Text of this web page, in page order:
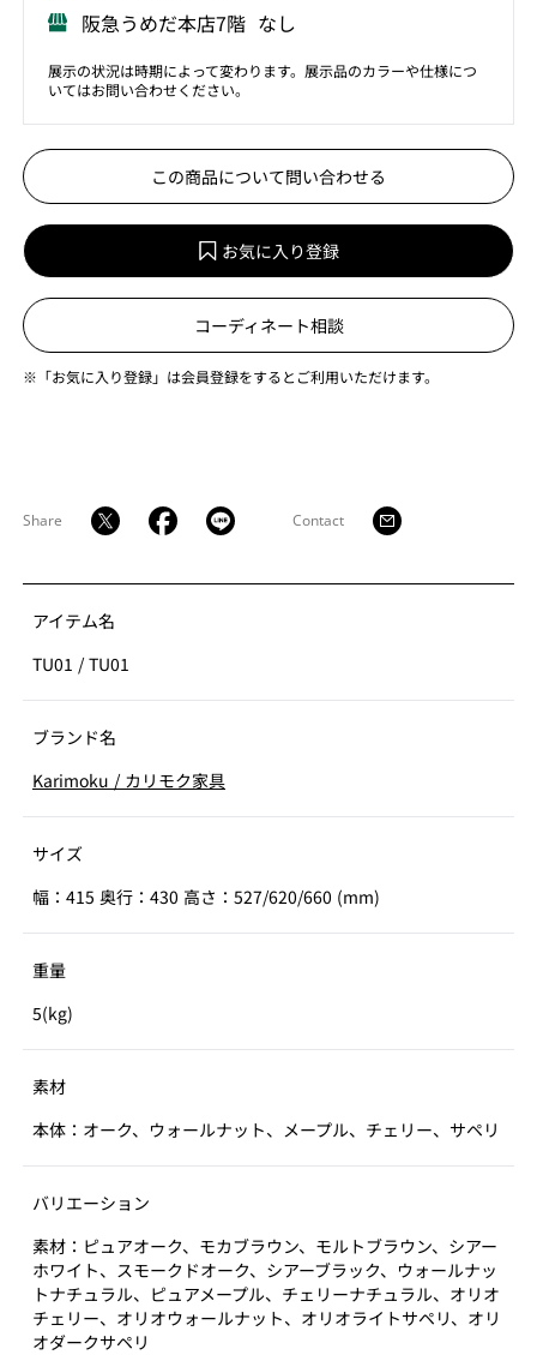
阪急うめだ本店7階 なし
展示の状況は時期によって変わります。展示品のカラーや仕様につ
いてはお問い合わせください。
この商品について問い合わせる
お気に入り登録
コーディネート相談
※「お気に入り登録」は会員登録をするとご利用いただけます。
Share Contact
アイテム名
TU01 / TU01
ブランド名
Karimoku / カリモク家具
サイズ
幅：415 奥行：430 高さ：527/620/660 (mm)
重量
5(kg)
素材
本体：オーク、ウォールナット、メープル、チェリー、サペリ
バリエーション
素材：ピュアオーク、モカブラウン、モルトブラウン、シアー
ホワイト、スモークドオーク、シアーブラック、ウォールナッ
トナチュラル、ピュアメープル、チェリーナチュラル、オリオ
チェリー、オリオウォールナット、オリオライトサペリ、オリ
オダークサペリ